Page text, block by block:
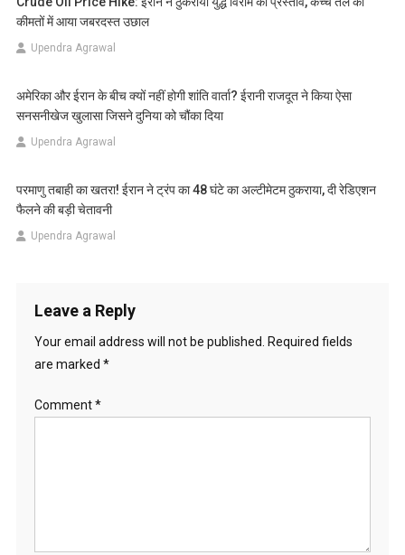
कीमतों में आया जबरदस्त उछाल
Upendra Agrawal
अमेरिका और ईरान के बीच क्यों नहीं होगी शांति वार्ता? ईरानी राजदूत ने किया ऐसा
सनसनीखेज खुलासा जिसने दुनिया को चौंका दिया
Upendra Agrawal
परमाणु तबाही का खतरा! ईरान ने ट्रंप का 48 घंटे का अल्टीमेटम ठुकराया, दी रेडिएशन
फैलने की बड़ी चेतावनी
Upendra Agrawal
Leave a Reply
Your email address will not be published.
Required fields
are marked *
Comment*